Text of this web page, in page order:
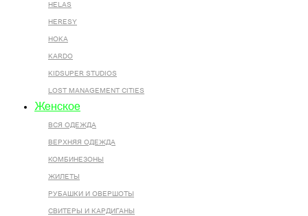
HELAS
HERESY
HOKA
KARDO
KIDSUPER STUDIOS
LOST MANAGEMENT CITIES
Женское
ВСЯ ОДЕЖДА
ВЕРХНЯЯ ОДЕЖДА
КОМБИНЕЗОНЫ
ЖИЛЕТЫ
РУБАШКИ И ОВЕРШОТЫ
СВИТЕРЫ И КАРДИГАНЫ